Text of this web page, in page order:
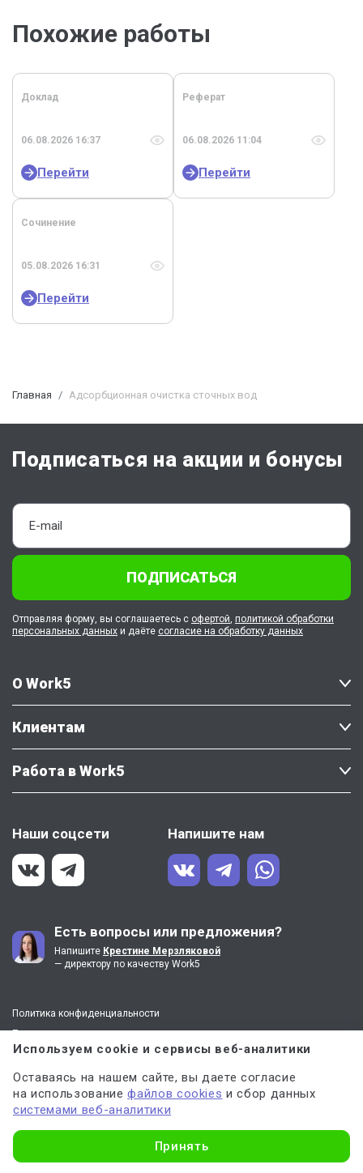
Похожие работы
Доклад
06.08.2026 16:37
Перейти
Реферат
06.08.2026 11:04
Перейти
Сочинение
05.08.2026 16:31
Перейти
Главная Адсорбционная очистка сточных вод
О Work5
Клиентам
Работа в Work5
Наши соцсети Напишите нам
Есть вопросы или предложения?
Напишите Крестине Мерзляковой
— директору по качеству Work5
Политика конфиденциальности
Пользовательское соглашение
Подписаться на акции и бонусы
ПОДПИСАТЬСЯ
Отправляя форму, вы соглашаетесь с офертой, политикой обработки
персональных данных и даёте согласие на обработку данных
8 (800) 100-55-31
Контактный центр
+7 (499) 704-30-13
Используем cookie и сервисы веб-аналитики
Оставаясь на нашем сайте, вы даете согласие
на использованиефайлов cookies и сбор данных
системами веб-аналитики
Принять